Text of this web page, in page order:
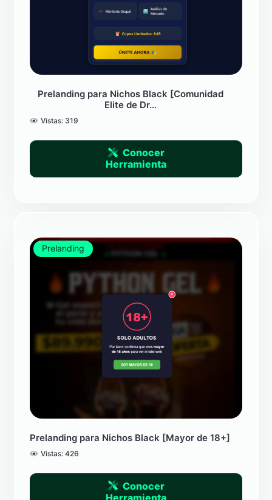
Prelanding para Nichos Black [Comunidad
Elite de Dr…
Vistas: 319
Conocer
Herramienta
Prelanding
Prelanding para Nichos Black [Mayor de 18+]
Vistas:426
Conocer
Herramienta